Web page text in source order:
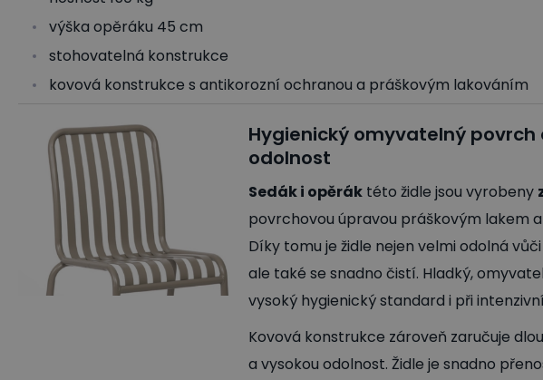
výška opěráku 45 cm
stohovatelná konstrukce
kovová konstrukce s antikorozní ochranou a práškovým lakováním
Hygienický omyvatelný povrch
odolnost
Sedák i opěrák této židle jsou vyrobeny
povrchovou úpravou práškovým lakem
Díky tomu je židle nejen velmi odolná
ale také se snadno čistí. Hladký,
vysoký hygienický standard i při
Kovová konstrukce zároveň zaručuje
a vysokou odolnost. Židle je snadno